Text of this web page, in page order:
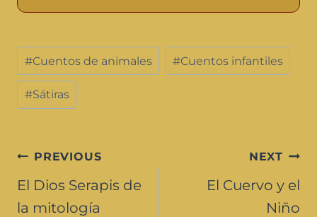
#Cuentos de animales #Cuentos infantiles
#Sátiras
PREVIOUS
El Dios Serapis de
la mitología
NEXT
El Cuervo y el
Niño